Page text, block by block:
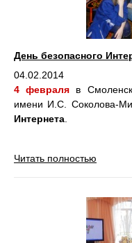
День безопасного
04.02.2014
4 февраля в
имени И.С. Соколова-
Интернета
Читать полностью